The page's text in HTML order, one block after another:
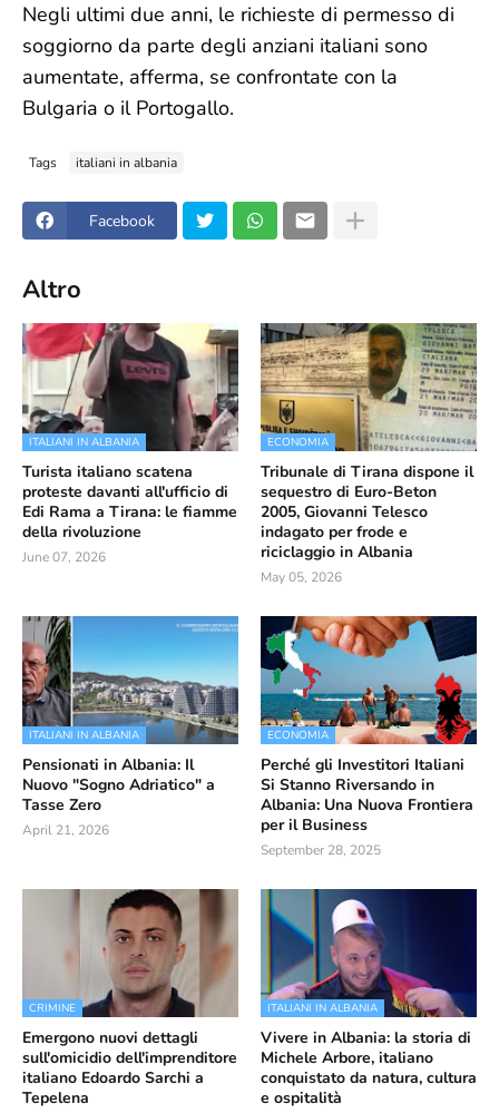
Negli ultimi due anni, le richieste di permesso di
soggiorno da parte degli anziani italiani sono
aumentate, afferma, se confrontate con la
Bulgaria o il Portogallo.
Tags italiani in albania
Facebook
Altro
ITALIANI IN ALBANIA
Turista italiano scatena
proteste davanti all'ufficio di
Edi Rama a Tirana: le fiamme
della rivoluzione
June 07, 2026
ECONOMIA
Tribunale di Tirana dispone il
sequestro di Euro-Beton
2005, Giovanni Telesco
indagato per frode e
riciclaggio in Albania
May 05, 2026
ITALIANI IN ALBANIA
Pensionati in Albania: Il
Nuovo "Sogno Adriatico" a
Tasse Zero
April 21, 2026
ECONOMIA
Perché gli Investitori Italiani
Si Stanno Riversando in
Albania: Una Nuova Frontiera
per il Business
September 28, 2025
CRIMINE
Emergono nuovi dettagli
sull'omicidio dell'imprenditore
italiano Edoardo Sarchi a
Tepelena
ITALIANI IN ALBANIA
Vivere in Albania: la storia di
Michele Arbore, italiano
conquistato da natura, cultura
e ospitalità